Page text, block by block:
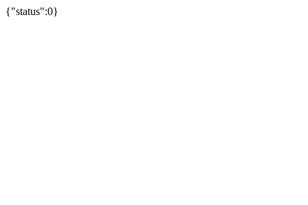
{"status":0}